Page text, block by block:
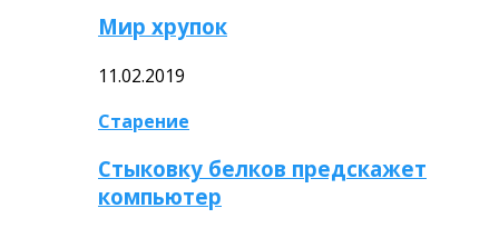
Мир хрупок
11.02.2019
Старение
Стыковку белков предскажет
компьютер